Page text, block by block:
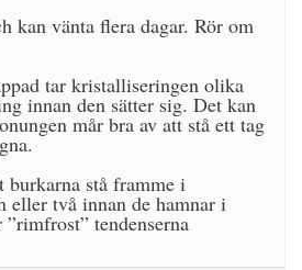
kan vänta flera dagar. Rör om
tar kristalliseringen olika
innan den sätter sig. Det kan
mår bra av att stå ett tag
burkarna stå framme i
eller två innan de hamnar i
tendenserna